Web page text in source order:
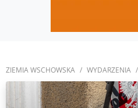
ZIEMIA WSCHOWSKA WYDARZENIA